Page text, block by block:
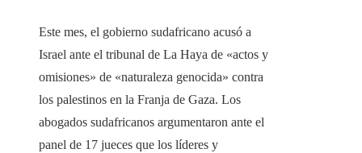
Este mes, el gobierno sudafricano acusó a
Israel ante el tribunal de La Haya de «actos y
omisiones» de «naturaleza genocida» contra
los palestinos en la Franja de Gaza. Los
abogados sudafricanos argumentaron ante el
panel de 17 jueces que los líderes y